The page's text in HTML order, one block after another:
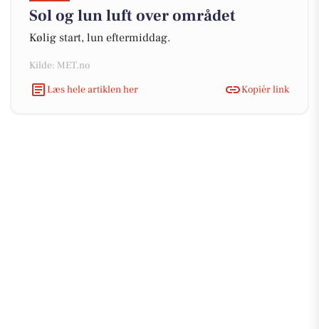
Sol og lun luft over området
Kølig start, lun eftermiddag.
Kilde: MET.no
Læs hele artiklen her
Kopiér link